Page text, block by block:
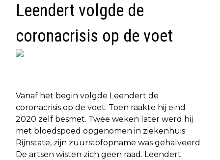
Leendert volgde de
coronacrisis op de voet
Vanaf het begin volgde Leendert de
coronacrisis op de voet. Toen raakte hij eind
2020 zelf besmet. Twee weken later werd hij
met bloedspoed opgenomen in ziekenhuis
Rijnstate, zijn zuurstofopname was gehalveerd.
De artsen wisten zich geen raad. Leendert